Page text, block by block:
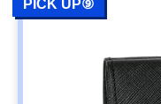
PICK UP⑨